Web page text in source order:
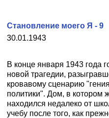
30.01.1943
Становление моего Я - 9
В конце января 1943 года
новой трагедии,
кровавому сценарию
политики". Дом, в котором
находился недалеко от
учебу после того, как